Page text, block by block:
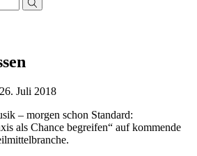
Juli 2018
– morgen schon Standard:
als Chance begreifen“ auf kommende